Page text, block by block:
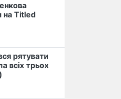
на Titled
рятувати
всіх трьох